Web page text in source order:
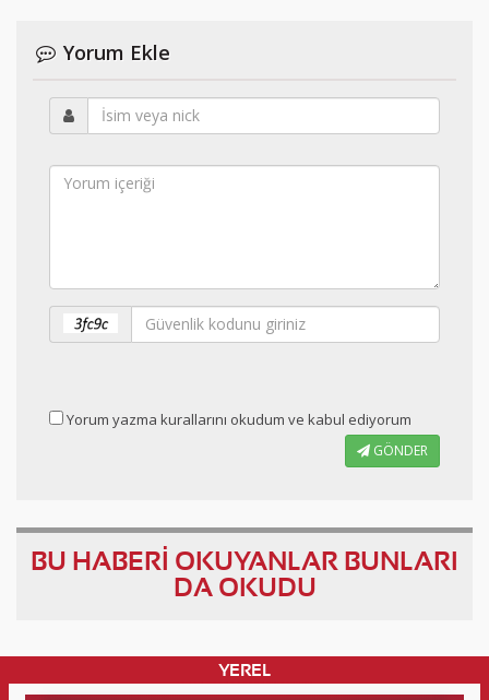
Yorum Ekle
Yorum yazma kurallarını okudum ve kabul ediyorum
GÖNDER
BU HABERİ OKUYANLAR BUNLARI
DA OKUDU
YEREL